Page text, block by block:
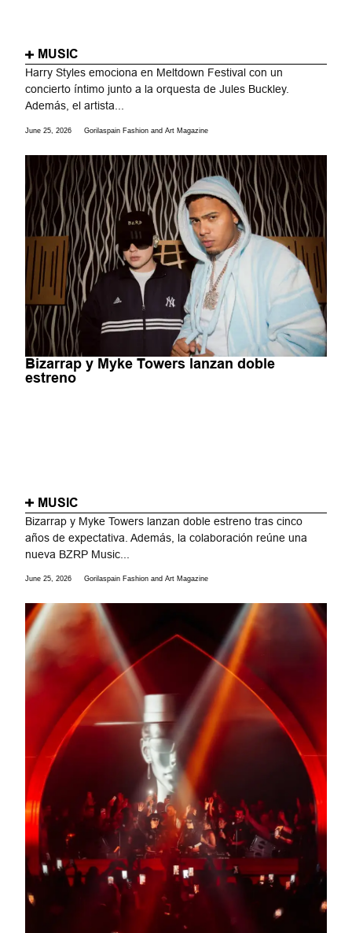
MUSIC
Harry Styles emociona en Meltdown Festival con un
concierto íntimo junto a la orquesta de Jules Buckley.
Además, el artista...
June 25, 2026 Gorilaspain Fashion and Art Magazine
Bizarrap y Myke Towers lanzan doble
estreno
MUSIC
Bizarrap y Myke Towers lanzan doble estreno tras cinco
años de expectativa. Además, la colaboración reúne una
nueva BZRP Music...
June 25, 2026 Gorilaspain Fashion and Art Magazine